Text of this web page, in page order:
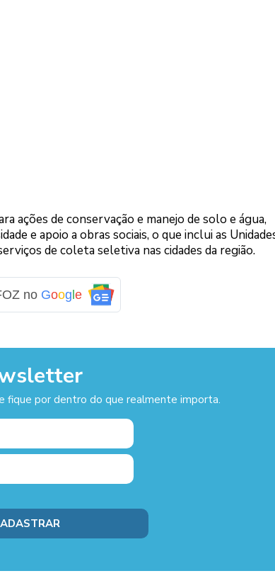
ações de conservação e manejo de solo e água,
e apoio a obras sociais, o que inclui as
de coleta seletiva nas cidades da região.
no Google
fique por dentro do que realmente importa.